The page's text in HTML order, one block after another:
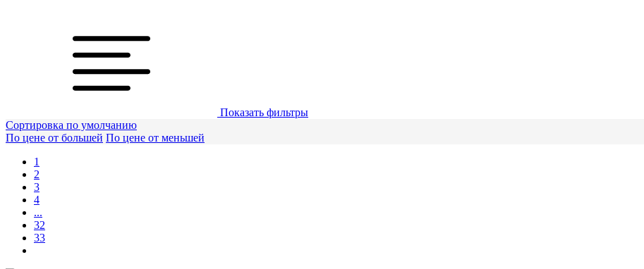
Показать фильтры
Сортировка по умолчанию
По цене от большей По цене от меньшей
1
2
3
4
...
32
33